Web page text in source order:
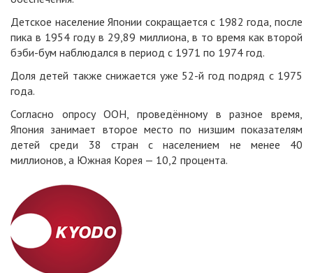
Детское население Японии сокращается с 1982 года, после
пика в 1954 году в 29,89 миллиона, в то время как второй
бэби-бум наблюдался в период с 1971 по 1974 год.
Доля детей также снижается уже 52-й год подряд с 1975
года.
Согласно опросу ООН, проведённому в разное время,
Япония занимает второе место по низшим показателям
детей среди 38 стран с населением не менее 40
миллионов, а Южная Корея — 10,2 процента.